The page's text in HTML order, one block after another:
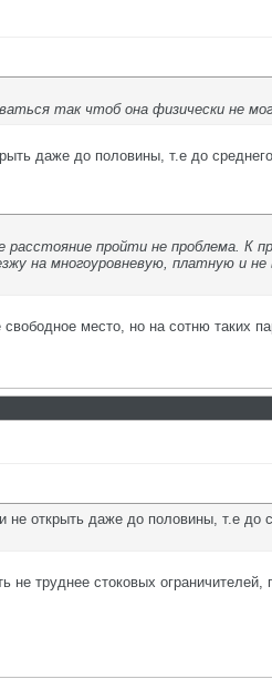
так чтоб она физически не
даже до половины, т.е до
пройти не проблема. К
на многоуровневую, платную и
место, но на сотню таких
открыть даже до половины, т.е до
не труднее стоковых